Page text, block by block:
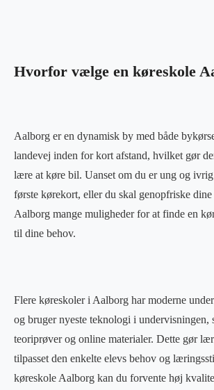
Hvorfor vælge en køreskole
Aalborg er en dynamisk by med både
landevej inden for kort afstand, hvilket gør
lære at køre bil. Uanset om du er ung og
første kørekort, eller du skal genopfriske
Aalborg mange muligheder for at finde en
til dine behov.
Flere køreskoler i Aalborg har moderne
og bruger nyeste teknologi i undervisningen,
teoriprøver og online materialer. Dette gør
tilpasset den enkelte elevs behov og
køreskole Aalborg kan du forvente høj